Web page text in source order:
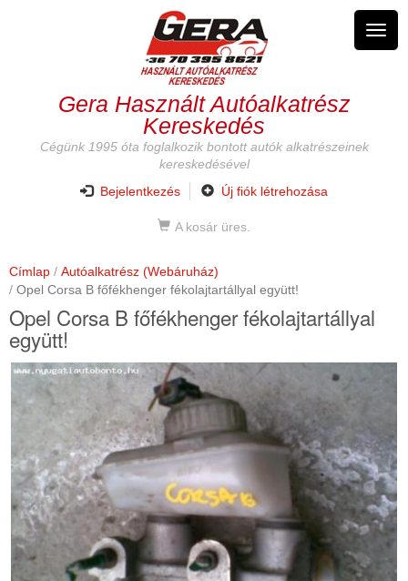
Gera Használt Autóalkatrész
Kereskedés
Cégünk 1995 óta foglalkozik bontott autók alkatrészeinek
kereskedésével
Bejelentkezés
Új fiók létrehozása
A kosár üres.
Címlap
Autóalkatrész (Webáruház)
Opel Corsa B főfékhenger fékolajtartállyal együtt!
Opel Corsa B főfékhenger fékolajtartállyal
együtt!